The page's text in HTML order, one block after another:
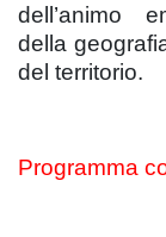
dell’animo
della
del territorio.
Programma